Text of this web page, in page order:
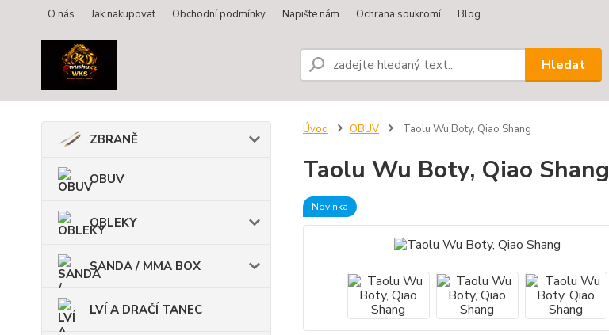
O nás Jak nakupovat Obchodní podmínky Napište nám Ochrana soukromí Blog
Hledat
ZBRANĚ
OBUV
OBLEKY
SANDA / MMA BOX
LVÍ A DRAČÍ TANEC
Úvod OBUV Taolu Wu Boty, Qiao Shang
Taolu Wu Boty, Qiao Shang
Novinka